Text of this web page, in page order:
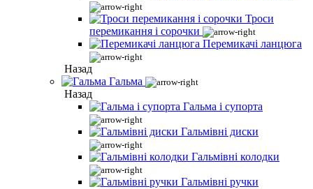
Троси
перемикання і сорочки
Перемикачі ланцюга
Назад
Гальма
Назад
Гальма і супорта
Гальмівні диски
Гальмівні колодки
Гальмівні ручки